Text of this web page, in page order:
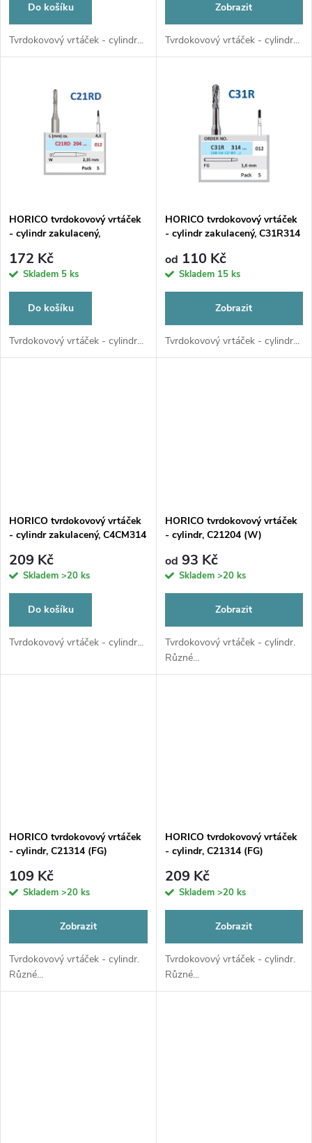
d
u
o
d
Do košíku
Tvrdokovový vrtáček - cylindr...
Zobrazit
Tvrdokovový vrtáček - cylindr...
HORICO tvrdokovový vrtáček
- cylindr zakulacený,
172 Kč
Skladem 5 ks
Do košíku
Tvrdokovový vrtáček - cylindr...
HORICO tvrdokovový vrtáček
- cylindr zakulacený, C31R314
od 110 Kč
Skladem 15 ks
Zobrazit
Tvrdokovový vrtáček - cylindr...
HORICO tvrdokovový vrtáček
- cylindr zakulacený, C4CM314
209 Kč
Skladem >20 ks
Do košíku
Tvrdokovový vrtáček - cylindr...
HORICO tvrdokovový vrtáček
- cylindr, C21204 (W)
od 93 Kč
Skladem >20 ks
Zobrazit
Tvrdokovový vrtáček - cylindr.
Různé...
HORICO tvrdokovový vrtáček
- cylindr, C21314 (FG)
109 Kč
Skladem >20 ks
Zobrazit
Tvrdokovový vrtáček - cylindr.
Různé...
HORICO tvrdokovový vrtáček
- cylindr, C21314 (FG)
209 Kč
Skladem >20 ks
Zobrazit
Tvrdokovový vrtáček - cylindr.
Různé...